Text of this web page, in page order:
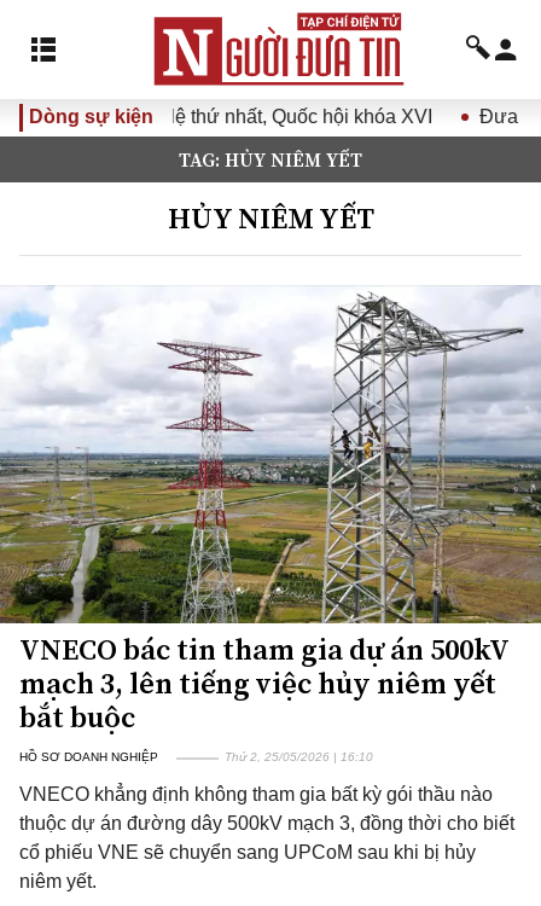
Dòng sự kiện
nhất, Quốc hội khóa XVI Đưa Nghị quyết Đại hội Đảng
TAG: HỦY NIÊM YẾT
HỦY NIÊM YẾT
VNECO bác tin tham gia dự án 500kV
mạch 3, lên tiếng việc hủy niêm yết
bắt buộc
HỒ SƠ DOANH NGHIỆP Thứ 2, 25/05/2026 | 16:10
VNECO khẳng định không tham gia bất kỳ gói thầu nào
thuộc dự án đường dây 500kV mạch 3, đồng thời cho biết
cổ phiếu VNE sẽ chuyển sang UPCoM sau khi bị hủy
niêm yết.